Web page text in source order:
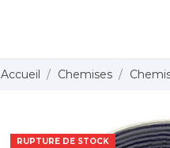
Accueil Chemises
RUPTURE DE STOCK